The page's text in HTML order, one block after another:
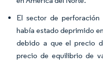
El sector de
había estado deprimido
debido a que el precio
precio de equilibrio de